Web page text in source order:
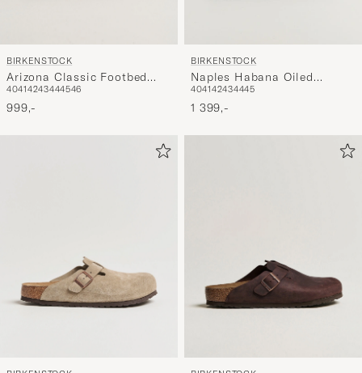
BIRKENSTOCK
Arizona Classic Footbed
Tabacco Oiled Leather
40414243444546
999,-
BIRKENSTOCK
Naples Habana Oiled
Leather
404142434445
1 399,-